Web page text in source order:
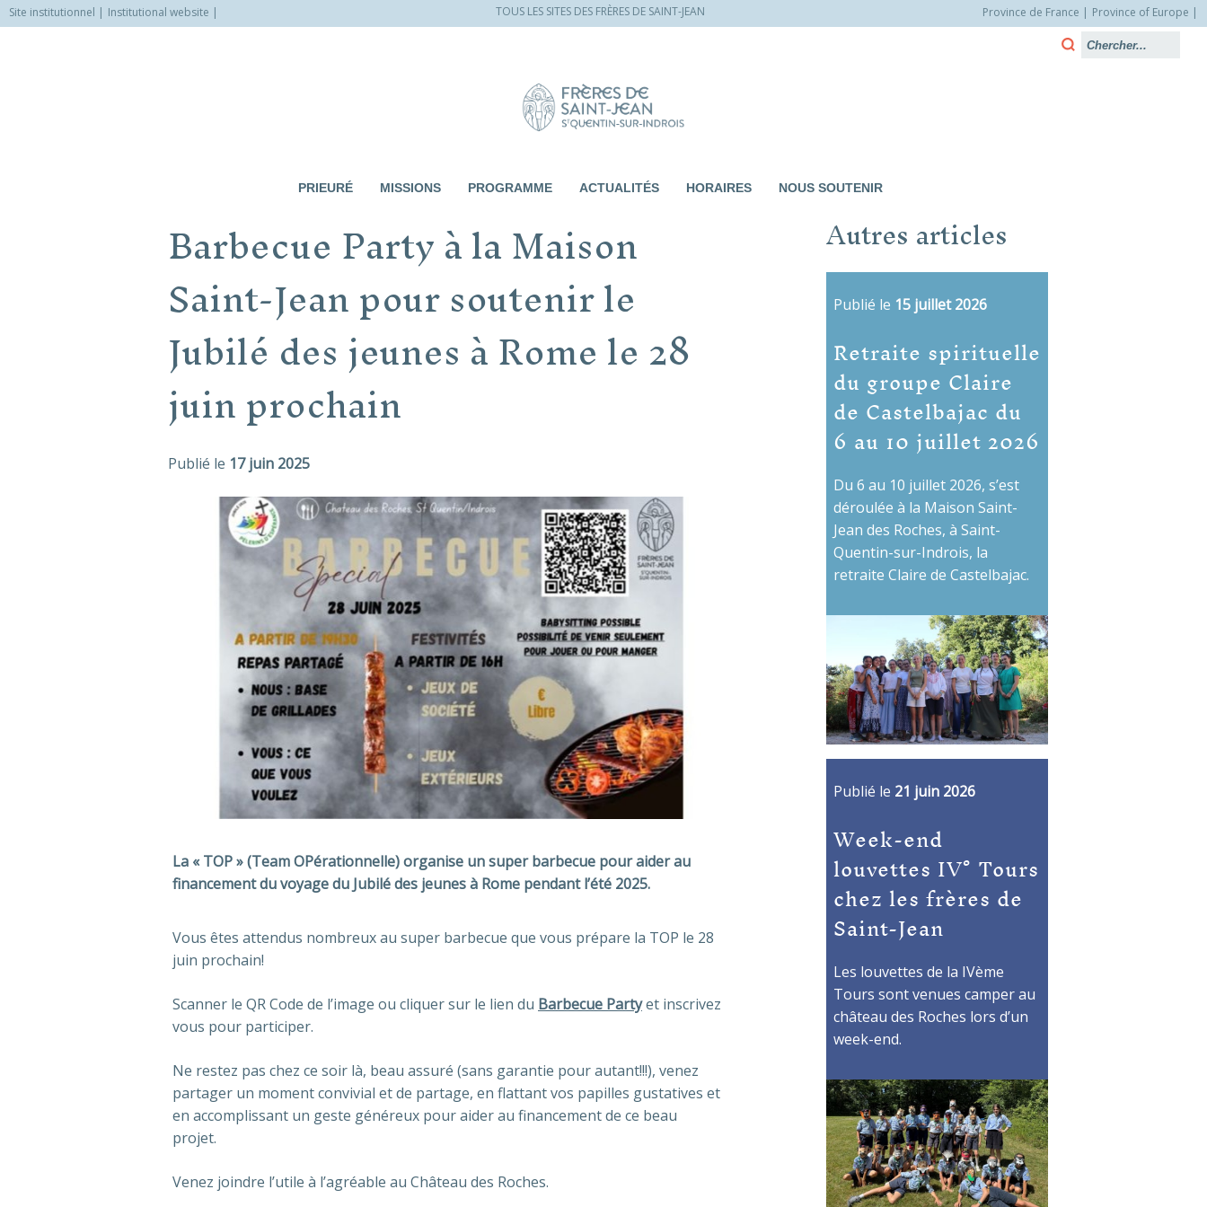
Site institutionnel Institutional website TOUS LES SITES DES FRÈRES DE SAINT-JEAN Province de France
Province of Europe
PRIEURÉ MISSIONS PROGRAMME ACTUALITÉS HORAIRES NOUS SOUTENIR
Barbecue Party à la Maison
Saint-Jean pour soutenir le
Jubilé des jeunes à Rome le 28
juin prochain
Publié le 17 juin 2025
La « TOP » (Team OPérationnelle) organise un super barbecue pour aider au
financement du voyage du Jubilé des jeunes à Rome pendant l’été 2025.
Vous êtes attendus nombreux au super barbecue que vous prépare la TOP le 28
juin prochain!
Scanner le QR Code de l’image ou cliquer sur le lien du Barbecue Partyet inscrivez
vous pour participer.
Ne restez pas chez ce soir là, beau assuré (sans garantie pour autant!!!), venez
partager un moment convivial et de partage, en flattant vos papilles gustatives et
en accomplissant un geste généreux pour aider au financement de ce beau
projet.
Venez joindre l’utile à l’agréable au Château des Roches.
Autres articles
Publié le 15 juillet 2026
Retraite spirituelle
du groupe Claire
de Castelbajac du
6 au 10 juillet 2026
Du 6 au 10 juillet 2026, s’est
déroulée à la Maison Saint-
Jean des Roches, à Saint-
Quentin-sur-Indrois, la
retraite Claire de Castelbajac.
Publié le 21 juin 2026
Week-end
louvettes IV° Tours
chez les frères de
Saint-Jean
Les louvettes de la IVème
Tours sont venues camper au
château des Roches lors d’un
week-end.